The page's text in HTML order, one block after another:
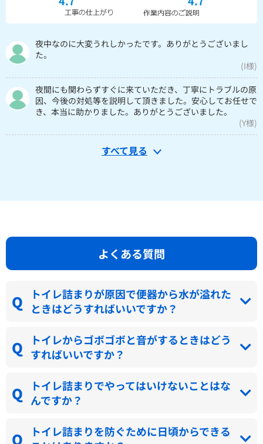
夜中なのに大変うれしかったです。ありがとうございまし
た。
(I様)
夜間にも関わらずすぐに来ていただき、丁寧にトラブルの原
因、今後の対処等を説明して頂きました。安心してお任せで
き、本当に助かりました。ありがとうございました。
(Y様)
すべて見る
よくある質問
トイレ詰まりが原因で便器から水が溢れた
ときはどうすればいいですか？
トイレからゴボゴボと音がするときはどう
すればいいですか？
トイレ詰まりでやってはいけないことはな
んですか？
トイレ詰まりを防ぐために日頃からできる